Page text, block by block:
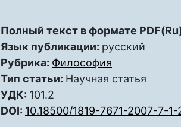
Полный текст в формате
Язык публикации: русский
Рубрика: Философия
Тип статьи: Научная статья
УДК: 101.2
DOI: 10.18500/1819-7671-2007-7-